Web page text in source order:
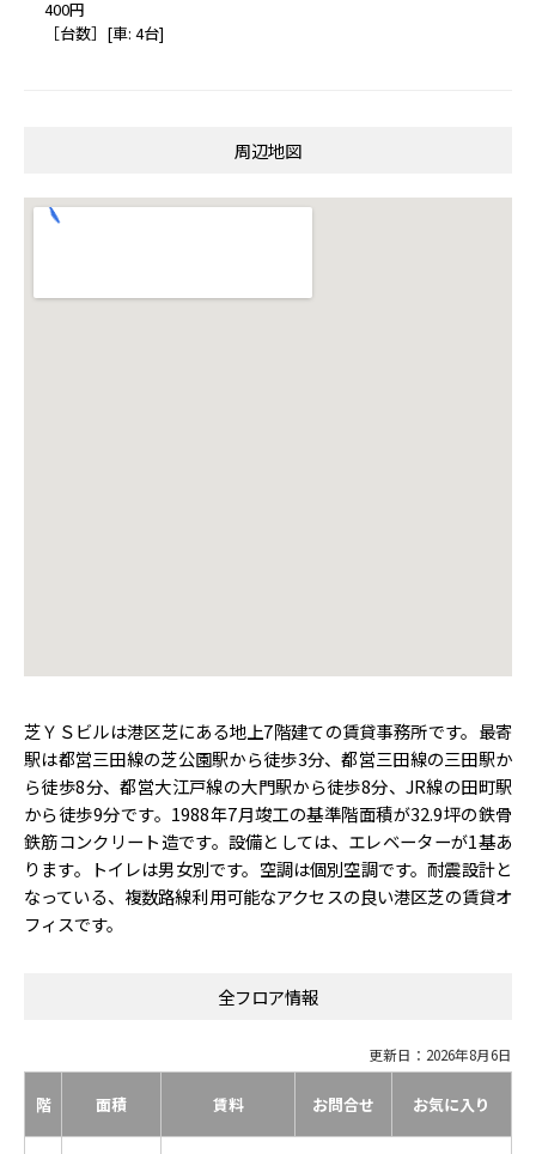
400円
［台数］[車: 4台]
周辺地図
芝ＹＳビルは港区芝にある地上7階建ての賃貸事務所です。最寄
駅は都営三田線の芝公園駅から徒歩3分、都営三田線の三田駅か
ら徒歩8分、都営大江戸線の大門駅から徒歩8分、JR線の田町駅
から徒歩9分です。1988年7月竣工の基準階面積が32.9坪の鉄骨
鉄筋コンクリート造です。設備としては、エレベーターが1基あ
ります。トイレは男女別です。空調は個別空調です。耐震設計と
なっている、複数路線利用可能なアクセスの良い港区芝の賃貸オ
フィスです。
全フロア情報
更新日：2026年8月6日
階 面積 賃料 お問合せ お気に入り